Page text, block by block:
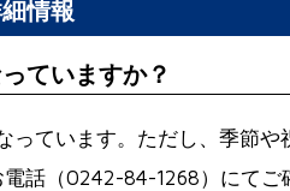
情報
ていますか？
ています。ただし、季節
電話（0242-84-1268）にて